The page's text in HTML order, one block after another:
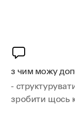
з чим можу
-
зробити щось